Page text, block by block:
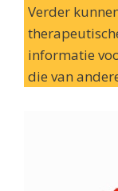
Verder
informatie
die van